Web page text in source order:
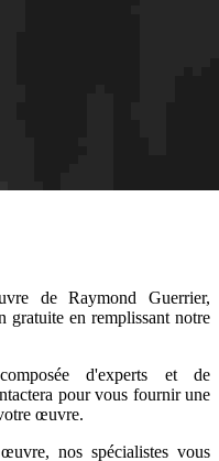
de Raymond Guerrier,
gratuite en remplissant notre
d'experts et de
pour vous fournir une
œuvre.
nos spécialistes vous